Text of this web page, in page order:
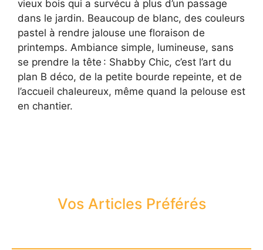
vieux bois qui a survécu à plus d’un passage
dans le jardin. Beaucoup de blanc, des couleurs
pastel à rendre jalouse une floraison de
printemps. Ambiance simple, lumineuse, sans
se prendre la tête : Shabby Chic, c’est l’art du
plan B déco, de la petite bourde repeinte, et de
l’accueil chaleureux, même quand la pelouse est
en chantier.
Vos Articles Préférés